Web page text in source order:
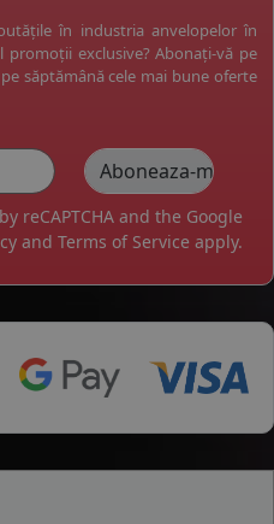
în industria anvelopelor în
promoții exclusive? Abonați-vă pe
săptămână cele mai bune oferte
reCAPTCHA and the Google
and Terms of Service apply.